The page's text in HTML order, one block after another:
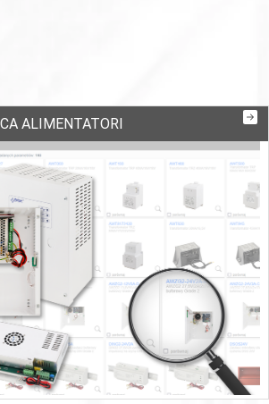
ALIMENTATORI